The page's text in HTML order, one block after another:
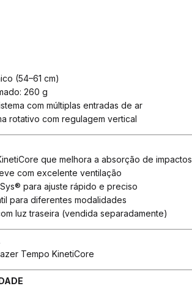
(54–61 cm)
260 g
com múltiplas entradas de ar
rotativo com regulagem vertical
que melhora a absorção de impactos
com excelente ventilação
para ajuste rápido e preciso
para diferentes modalidades
luz traseira (vendida separadamente)
Tempo KinetiCore